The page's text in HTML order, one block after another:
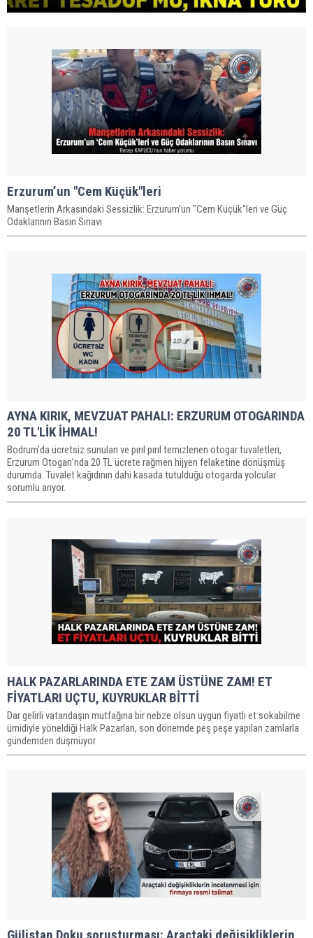
Erzurum’un "Cem Küçük"leri
Manşetlerin Arkasındaki Sessizlik: Erzurum’un "Cem Küçük"leri ve Güç
Odaklarının Basın Sınavı
AYNA KIRIK, MEVZUAT PAHALI: ERZURUM OTOGARINDA
20 TL'LİK İHMAL!
Bodrum’da ücretsiz sunulan ve pırıl pırıl temizlenen otogar tuvaletleri,
Erzurum Otogarı’nda 20 TL ücrete rağmen hijyen felaketine dönüşmüş
durumda. Tuvalet kağıdının dahi kasada tutulduğu otogarda yolcular
sorumlu arıyor.
HALK PAZARLARINDA ETE ZAM ÜSTÜNE ZAM! ET
FİYATLARI UÇTU, KUYRUKLAR BİTTİ
Dar gelirli vatandaşın mutfağına bir nebze olsun uygun fiyatlı et sokabilme
ümidiyle yöneldiği Halk Pazarları, son dönemde peş peşe yapılan zamlarla
gündemden düşmüyor.